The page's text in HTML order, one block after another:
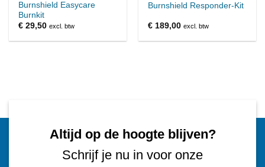
Burnshield Easycare
Burnkit
€ 29,50 excl. btw
Burnshield Responder-Kit
€ 189,00 excl. btw
Altijd op de hoogte blijven?
Schrijf je nu in voor onze